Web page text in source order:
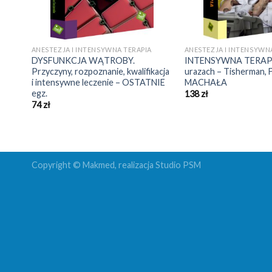
ANESTEZJA I INTENSYWNA TERAPIA
DYSFUNKCJA WĄTROBY.
Przyczyny, rozpoznanie, kwalifikacja
i intensywne leczenie – OSTATNIE
egz.
74zł
ANESTEZJA I
INTENSYWNA
urazach – Tisherman,
MACHAŁA
138zł
Copyright © Makmed, realizacja Studio PSM